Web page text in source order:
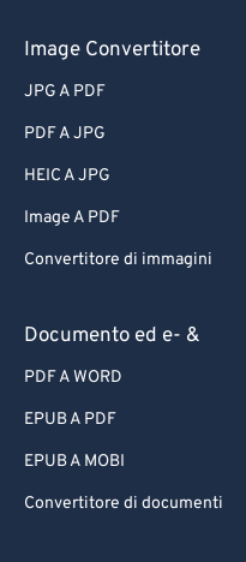
Image Convertitore
JPG A PDF
PDF A JPG
HEIC A JPG
Image A PDF
Convertitore di immagini
Documento ed e- &
PDF A WORD
EPUB A PDF
EPUB A MOBI
Convertitore di documenti